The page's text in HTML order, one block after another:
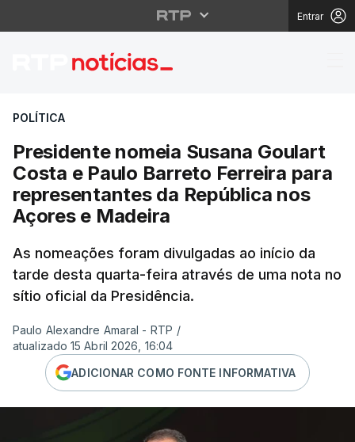
Entrar
Presidente nomeia
POLÍTICA
Presidente nomeia Susana Goulart
Costa e Paulo Barreto Ferreira para
representantes da República nos
Açores e Madeira
As nomeações foram divulgadas ao início da
tarde desta quarta-feira através de uma nota no
sítio oficial da Presidência.
Paulo Alexandre Amaral - RTP /
atualizado 15 Abril 2026, 16:04
ADICIONAR COMO FONTE INFORMATIVA